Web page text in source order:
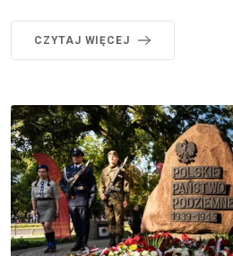
CZYTAJ WIĘCEJ